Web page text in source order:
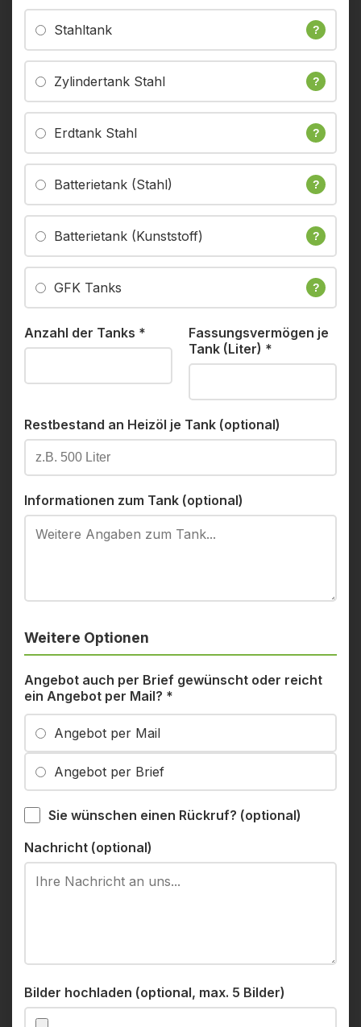
Stahltank ?
Zylindertank Stahl ?
Erdtank Stahl ?
Batterietank (Stahl) ?
Batterietank (Kunststoff) ?
GFK Tanks ?
Anzahl der Tanks *
Fassungsvermögen je
Tank (Liter) *
Restbestand an Heizöl je Tank (optional)
Informationen zum Tank (optional)
Weitere Optionen
Angebot auch per Brief gewünscht oder reicht
ein Angebot per Mail? *
Angebot per Mail
Angebot per Brief
Sie wünschen einen Rückruf? (optional)
Nachricht (optional)
Bilder hochladen (optional, max. 5 Bilder)